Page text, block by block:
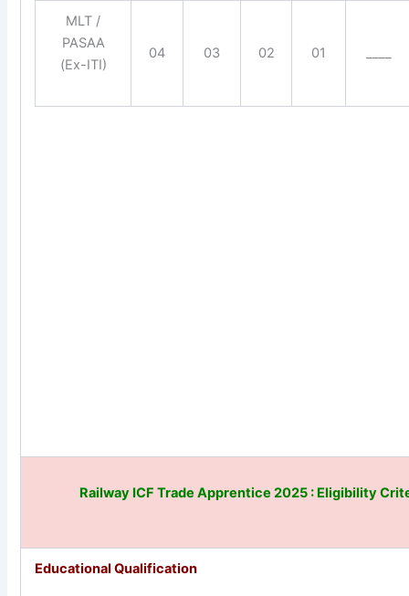
MLT /
PASAA
(Ex-ITI)
04 03 02 01
Railway ICF Trade Apprentice 2025: Eligibility
Educational Qualification